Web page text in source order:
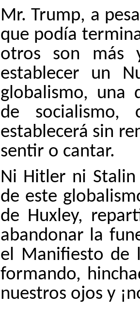
Mr. Trump, a
que podía
otros son más
establecer un
globalismo, una
de socialismo,
establecerá sin
sentir o cantar.
Ni Hitler ni
de este
de Huxley,
abandonar la
el Manifiesto de
formando,
nuestros ojos y